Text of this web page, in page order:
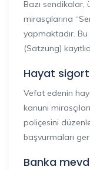
Bazı sendikalar,
mirasçılarına
yapmaktadır.
(Satzung)
Hayat
Vefat edenin
kanuni
poliçesini
başvurmaları
Banka